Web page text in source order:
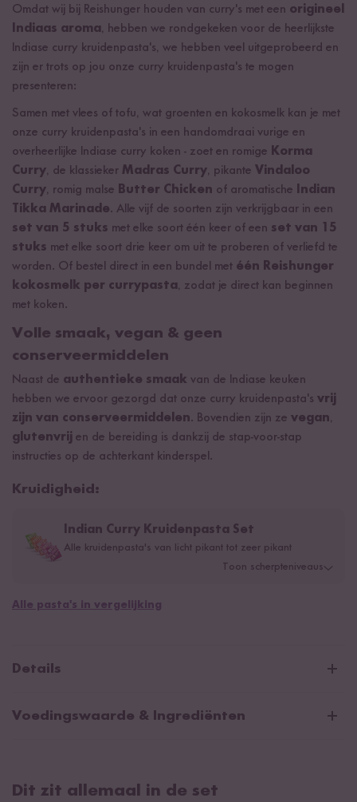
Omdat wij bij Reishunger houden van curry's met een origineel
Indiaas aroma, hebben we rondgekeken voor de heerlijkste
Indiase curry kruidenpasta's, we hebben veel uitgeprobeerd en
zijn er trots op jou onze curry kruidenpasta's te mogen
presenteren:
Samen met vlees of tofu, wat groenten en kokosmelk kan je met
onze curry kruidenpasta's in een handomdraai vurige en
overheerlijke Indiase curry koken - zoet en romige Korma
Curry, de klassieker Madras Curry, pikante Vindaloo
Curry, romig malse Butter Chicken of aromatische
Indian
Tikka Marinade. Alle vijf de soorten zijn verkrijgbaar in een
set van 5 stuks met elke soort één keer of een set van 15
stuks met elke soort drie keer om uit te proberen of verliefd te
worden. Of bestel direct in een bundel met één Reishunger
kokosmelk per currypasta, zodat je direct kan beginnen
met koken.
Volle smaak, vegan & geen
conserveermiddelen
Naast de authentieke smaak van de Indiase keuken
hebben we ervoor gezorgd dat onze curry kruidenpasta's vrij
zijn van conserveermiddelen. Bovendien zijn ze vegan,
glutenvrij en de bereiding is dankzij de stap-voor-stap
instructies op de achterkant kinderspel.
Kruidigheid:
Indian Curry Kruidenpasta Set
Alle kruidenpasta's van licht pikant tot zeer pikant
Toon scherpteniveaus
Alle pasta's in vergelijking
Details
Madras Indian Curry Kruidenpasta (50g)
Voedingswaarde & Ingrediënten
Dit zit allemaal in de set